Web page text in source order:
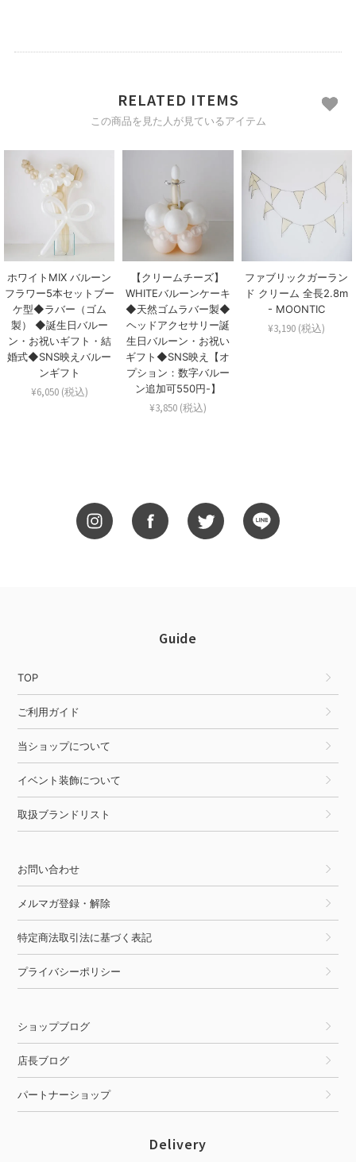
RELATED ITEMS
この商品を見た人が見ているアイテム
ホワイトMIX バルーン
フラワー5本セットブー
ケ型◆ラバー（ゴム
製） ◆誕生日バルー
ン・お祝いギフト・結
婚式◆SNS映えバルー
ンギフト
¥6,050 (税込)
【クリームチーズ】
WHITEバルーンケーキ
◆天然ゴムラバー製◆
ヘッドアクセサリー誕
生日バルーン・お祝い
ギフト◆SNS映え【オ
プション：数字バルー
ン追加可550円-】
¥3,850 (税込)
ファブリックガーラン
ド クリーム 全長2.8m
- MOONTIC
¥3,190 (税込)
Guide
TOP
ご利用ガイド
当ショップについて
イベント装飾について
取扱ブランドリスト
お問い合わせ
メルマガ登録・解除
特定商法取引法に基づく表記
プライバシーポリシー
ショップブログ
店長ブログ
パートナーショップ
Delivery